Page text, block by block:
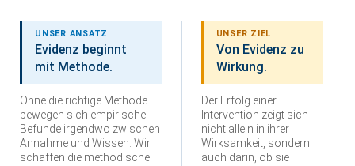
UNSER ANSATZ
Evidenz beginnt
mit Methode.
Ohne die richtige Methode
bewegen sich empirische
Befunde irgendwo zwischen
Annahme und Wissen. Wir
schaffen die methodische
UNSER ZIEL
Von Evidenz zu
Wirkung.
Der Erfolg einer
Intervention zeigt sich
nicht allein in ihrer
Wirksamkeit, sondern
auch darin, ob sie